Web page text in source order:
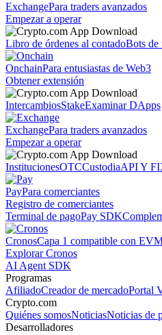
ExchangePara traders avanzados
Empezar a operar
Libro de órdenes al contadoBots de
OnchainPara entusiastas de Web3
Obtener extensión
IntercambiosStakeExaminar DApps
ExchangePara traders avanzados
Empezar a operar
InstitucionesOTCCustodiaAPI Y
PayPara comerciantes
Registro de comerciantes
Terminal de pagoPay SDK
CronosCapa 1 compatible con
Explorar Cronos
AI Agent SDK
Programas
AfiliadoCreador de mercadoPortal
Crypto.com
Quiénes somosNoticiasNoticias de
Desarrolladores